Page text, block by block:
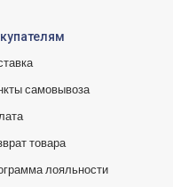
самовывоза
товара
лояльности